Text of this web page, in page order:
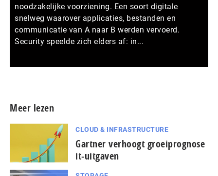
noodzakelijke voorziening. Een soort digitale
snelweg waarover applicaties, bestanden en
communicatie van A naar B werden vervoerd.
Security speelde zich elders af: in...
Meer lezen
CLOUD & INFRASTRUCTURE
Gartner verhoogt groeiprognose
it-uitgaven